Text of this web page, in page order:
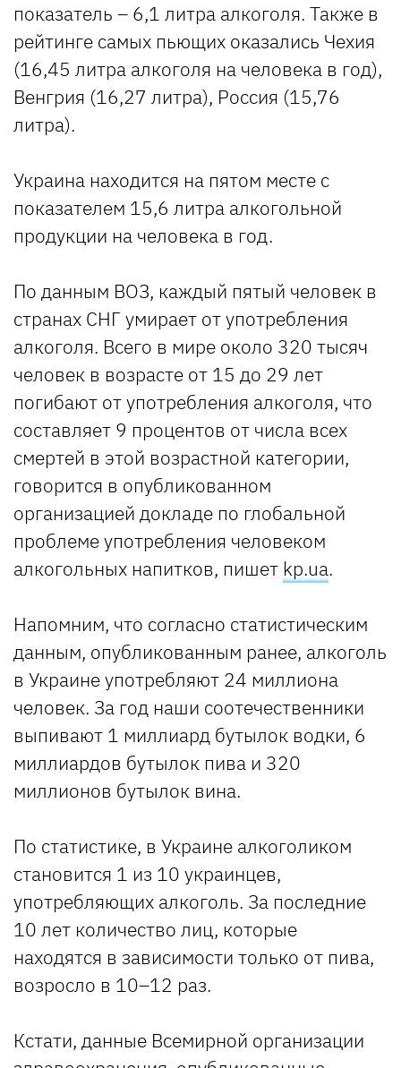
показатель – 6,1 литра алкоголя. Также в
рейтинге самых пьющих оказались Чехия
(16,45 литра алкоголя на человека в год),
Венгрия (16,27 литра), Россия (15,76
литра).
Украина находится на пятом месте с
показателем 15,6 литра алкогольной
продукции на человека в год.
По данным ВОЗ, каждый пятый человек в
странах СНГ умирает от употребления
алкоголя. Всего в мире около 320 тысяч
человек в возрасте от 15 до 29 лет
погибают от употребления алкоголя, что
составляет 9 процентов от числа всех
смертей в этой возрастной категории,
говорится в опубликованном
организацией докладе по глобальной
проблеме употребления человеком
алкогольных напитков, пишет kp.ua.
Напомним, что согласно статистическим
данным, опубликованным ранее, алкоголь
в Украине употребляют 24 миллиона
человек. За год наши соотечественники
выпивают 1 миллиард бутылок водки, 6
миллиардов бутылок пива и 320
миллионов бутылок вина.
По статистике, в Украине алкоголиком
становится 1 из 10 украинцев,
употребляющих алкоголь. За последние
10 лет количество лиц, которые
находятся в зависимости только от пива,
возросло в 10–12 раз.
Кстати, данные Всемирной организации